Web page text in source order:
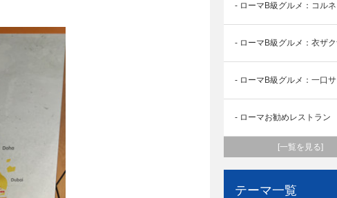
- ローマお勧めレストラン
[一覧を見る]
テーマ一覧